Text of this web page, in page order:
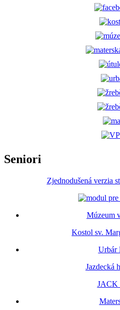
Seniori
Zjednodušená verzia
Múzeum
Kostol sv.
Urbár
Jazdecká
JACK